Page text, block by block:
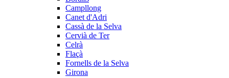
Campllong
Canet d'Adri
Cassà de la Selva
Cervià de Ter
Celrà
Flaçà
Fornells de la Selva
Girona